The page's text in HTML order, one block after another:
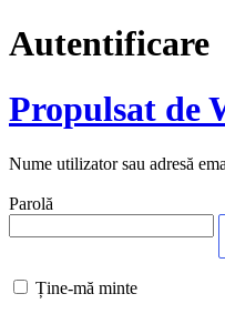
Autentificare
Propulsat de
Nume utilizator sau adresă
Parolă
Ține-mă minte